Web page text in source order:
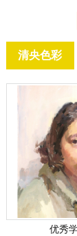
清央色彩
优秀